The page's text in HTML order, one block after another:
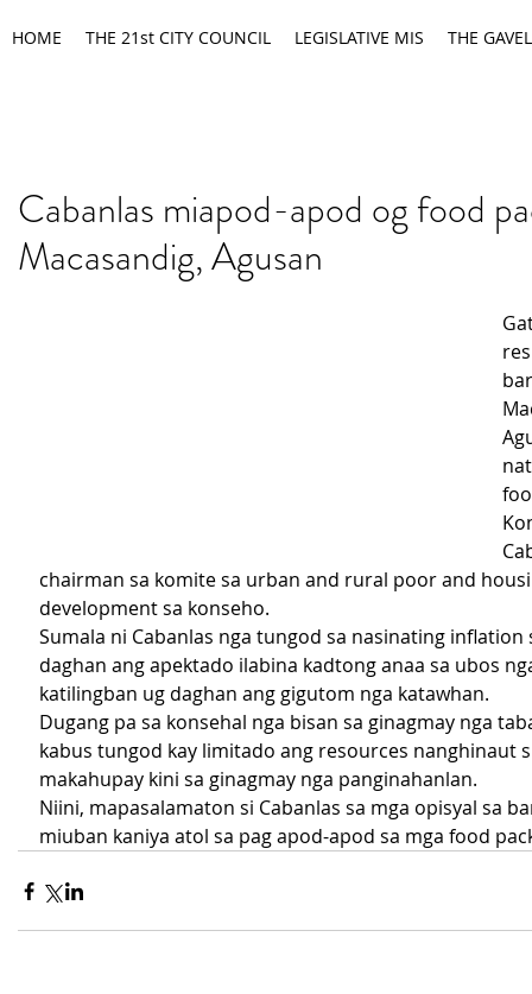
HOME THE 21st CITY COUNCIL LEGISLATIVE MIS THE GAVEL
Cabanlas miapod-apod og food
Macasandig, Agusan
chairman sa komite sa urban and rural poor and
development sa konseho.
Sumala ni Cabanlas nga tungod sa nasinating
daghan ang apektado ilabina kadtong anaa sa ubos
katilingban ug daghan ang gigutom nga katawhan.
Dugang pa sa konsehal nga bisan sa ginagmay nga
kabus tungod kay limitado ang resources nanghinaut
makahupay kini sa ginagmay nga panginahanlan.
Niini, mapasalamaton si Cabanlas sa mga opisyal sa
miuban kaniya atol sa pag apod-apod sa mga food